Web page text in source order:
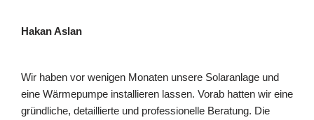
Hakan Aslan
Wir haben vor wenigen Monaten unsere Solaranlage und
eine Wärmepumpe installieren lassen. Vorab hatten wir eine
gründliche, detaillierte und professionelle Beratung. Die